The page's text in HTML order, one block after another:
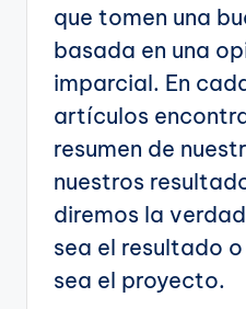
que tomen una
basada en una
imparcial. En
artículos
resumen de
nuestros
diremos la
sea el resultado
sea el proyecto.